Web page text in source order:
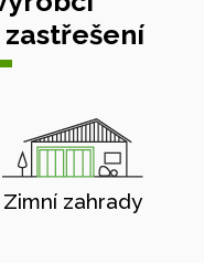
Zimní zahrady